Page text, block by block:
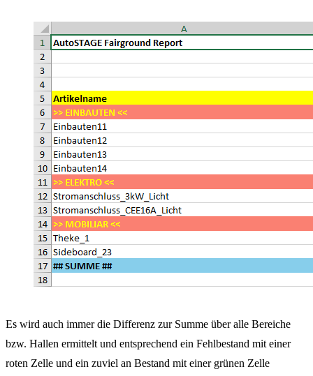
Es wird auch immer die Differenz zur Summe über alle Bereiche
bzw. Hallen ermittelt und entsprechend ein Fehlbestand mit einer
roten Zelle und ein zuviel an Bestand mit einer grünen Zelle